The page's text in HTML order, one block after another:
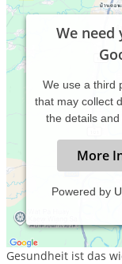
We
We use a third
that may collect
the details
More
Powered by
KlangOase - Volker
- Heilpraktiker für
Gesundheit ist das